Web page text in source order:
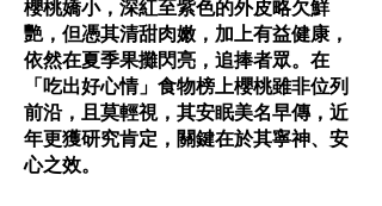
櫻桃嬌小，深紅至紫色的外皮略欠鮮
艷，但憑其清甜肉嫩，加上有益健康，
依然在夏季果攤閃亮，追捧者眾。在
「吃出好心情」食物榜上櫻桃雖非位列
前沿，且莫輕視，其安眠美名早傳，近
年更獲研究肯定，關鍵在於其寧神、安
心之效。